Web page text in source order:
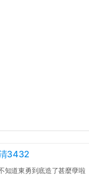
3432
知道東勇到底造了甚麼孽啦